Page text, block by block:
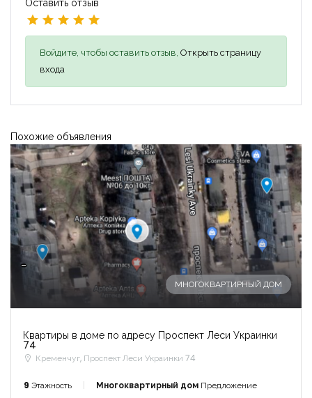
Войдите, чтобы оставить отзыв, Открыть страницу
входа
Похожие объявления
-
МНОГОКВАРТИРНЫЙ ДОМ
Квартиры в доме по адресу Проспект Леси Украинки
74
Кременчуг, Проспект Леси Украинки 74
9 Этажность Многоквартирный дом Предложение